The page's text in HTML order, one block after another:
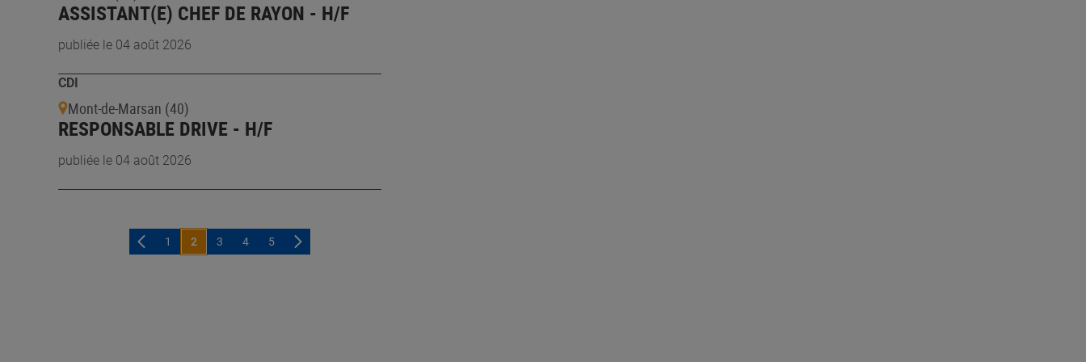
ASSISTANT(E) CHEF DE RAYON - H/F
publiée le 04 août 2026
CDI
Mont-de-Marsan (40)
RESPONSABLE DRIVE - H/F
publiée le 04 août 2026
1 2 3 4 5